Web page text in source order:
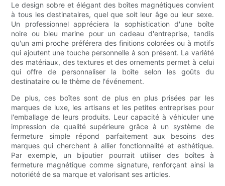
Le design sobre et élégant des boîtes magnétiques convient
à tous les destinataires, quel que soit leur âge ou leur sexe.
Un professionnel appréciera la sophistication d'une boîte
noire ou bleu marine pour un cadeau d'entreprise, tandis
qu'un ami proche préférera des finitions colorées ou à motifs
qui ajoutent une touche personnelle à son présent. La variété
des matériaux, des textures et des ornements permet à celui
qui offre de personnaliser la boîte selon les goûts du
destinataire ou le thème de l'événement.
De plus, ces boîtes sont de plus en plus prisées par les
marques de luxe, les artisans et les petites entreprises pour
l'emballage de leurs produits. Leur capacité à véhiculer une
impression de qualité supérieure grâce à un système de
fermeture simple répond parfaitement aux besoins des
marques qui cherchent à allier fonctionnalité et esthétique.
Par exemple, un bijoutier pourrait utiliser des boîtes à
fermeture magnétique comme signature, renforçant ainsi la
notoriété de sa marque et valorisant ses articles.